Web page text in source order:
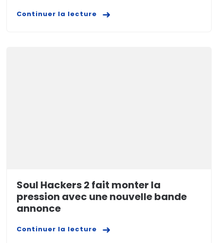
Continuer la lecture
Soul Hackers 2 fait monter la
pression avec une nouvelle bande
annonce
Continuer la lecture